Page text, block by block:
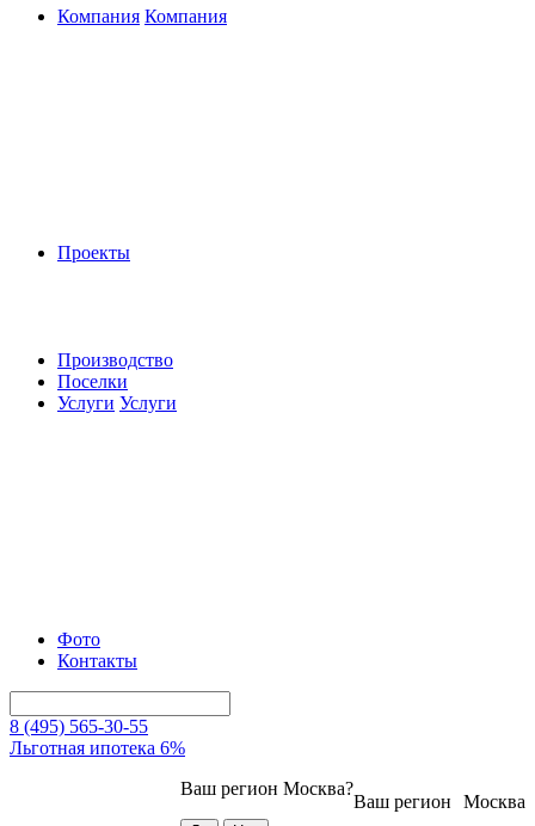
Компания Компания
Проекты
Производство
Поселки
Услуги Услуги
Фото
Контакты
8 (495) 565-30-55
Льготная ипотека 6%
Москва
Ваш регион
Ваш регион Москва?